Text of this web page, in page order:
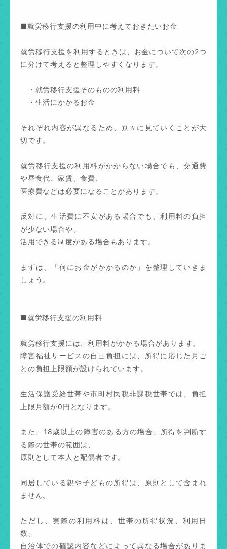
■就労移行支援の利用中に考えておきたいお金
就労移行支援を利用するときは、お金について次の2つ
に分けて考えると整理しやすくなります。
・就労移行支援そのものの利用料
・生活にかかるお金
それぞれ内容が異なるため、別々に見ていくことが大
切です。
就労移行支援の利用料がかからない場合でも、交通費
や昼食代、家賃、食費、
医療費などは必要になることがあります。
反対に、生活費に不安がある場合でも、利用料の負担
が少ない場合や、
活用できる制度がある場合もあります。
まずは、「何にお金がかかるのか」を整理していきま
しょう。
■就労移行支援の利用料
就労移行支援には、利用料がかかる場合があります。
障害福祉サービスの自己負担には、所得に応じた月ご
との負担上限額が設けられています。
生活保護受給世帯や市町村民税非課税世帯では、負担
上限月額が0円となります。
また、18歳以上の障害のある方の場合、所得を判断す
る際の世帯の範囲は、
原則として本人と配偶者です。
同居している親や子どもの所得は、原則として含まれ
ません。
ただし、実際の利用料は、世帯の所得状況、利用日
数、
自治体での確認内容などによって異なる場合がありま